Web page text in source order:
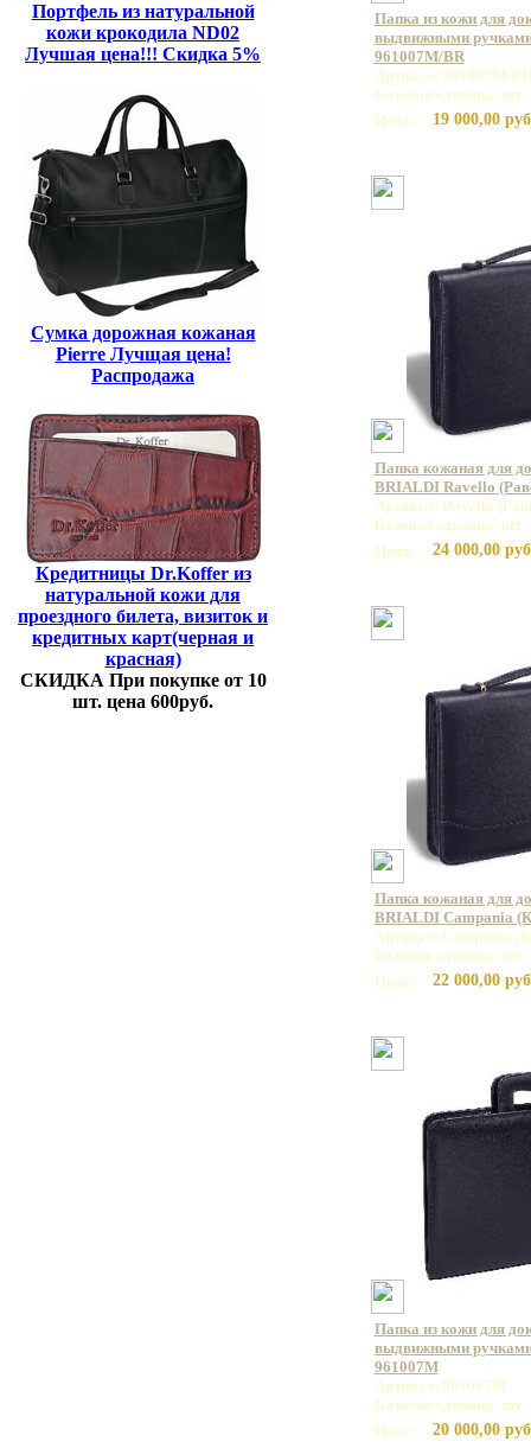
Портфель из натуральной
кожи крокодила ND02
Лучшая цена!!! Скидка 5%
Сумка дорожная кожаная
Pierre Лучщая цена!
Распродажа
Кредитницы Dr.Koffer из
натуральной кожи для
проездного билета, визиток и
кредитных карт(черная и
красная)
СКИДКА При покупке от 10
шт. цена 600руб.
Папка из кожи для
выдвижными
961007M/BR
Артикул: 961007M/BR
Базовая единица: шт
Цена:
19 000,00
Папка кожаная для
BRIALDI Ravello
Артикул: Ravello
Базовая единица: шт
Цена:
24 000,00
Папка кожаная для
BRIALDI Campania
Артикул: Campania
Базовая единица: шт
Цена:
22 000,00
Папка из кожи для
выдвижными
961007M
Артикул: 961007M
Базовая единица: шт
Цена:
20 000,00